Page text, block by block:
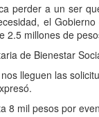
perder a un ser
el
2.5 millones de
de Bienestar
lleguen las
8 mil pesos por